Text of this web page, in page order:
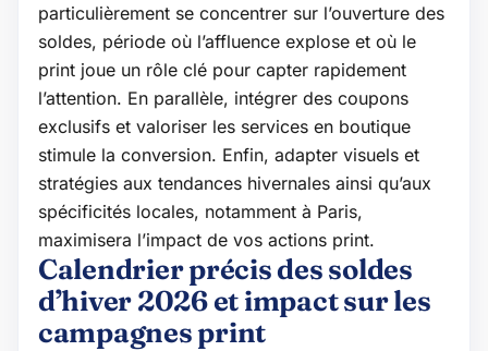
particulièrement se concentrer sur l’ouverture des
soldes, période où l’affluence explose et où le
print joue un rôle clé pour capter rapidement
l’attention. En parallèle, intégrer des coupons
exclusifs et valoriser les services en boutique
stimule la conversion. Enfin, adapter visuels et
stratégies aux tendances hivernales ainsi qu’aux
spécificités locales, notamment à Paris,
maximisera l’impact de vos actions print.
Calendrier précis des soldes
d’hiver 2026 et impact sur les
campagnes print